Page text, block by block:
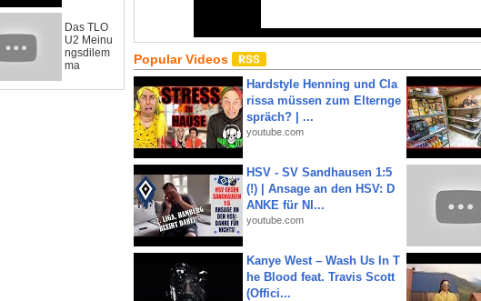
Das TLO
U2 Meinu
ngsdilem
ma
Popular Videos
Hardstyle Henning und Cla
rissa müssen zum Elternge
spräch? | ...
youtube.com
HSV - SV Sandhausen 1:5
(!) | Ansage an den HSV: D
ANKE für NI...
youtube.com
Kanye West – Wash Us In T
he Blood feat. Travis Scott
(Offici...